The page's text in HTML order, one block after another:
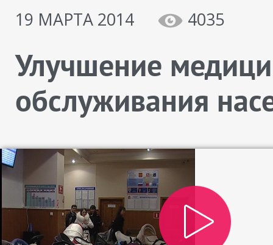
19 МАРТА 2014
4035
Улучшение
обслуживания